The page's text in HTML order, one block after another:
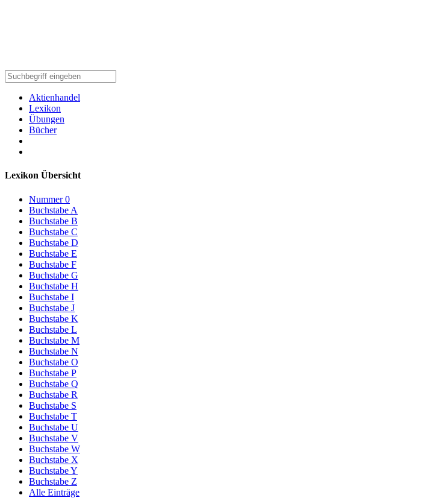
Aktienhandel
Lexikon
Übungen
Bücher
Lexikon Übersicht
Nummer 0
Buchstabe A
Buchstabe B
Buchstabe C
Buchstabe D
Buchstabe E
Buchstabe F
Buchstabe G
Buchstabe H
Buchstabe I
Buchstabe J
Buchstabe K
Buchstabe L
Buchstabe M
Buchstabe N
Buchstabe O
Buchstabe P
Buchstabe Q
Buchstabe R
Buchstabe S
Buchstabe T
Buchstabe U
Buchstabe V
Buchstabe W
Buchstabe X
Buchstabe Y
Buchstabe Z
Alle Einträge